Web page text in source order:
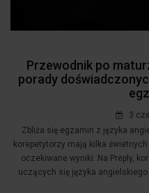
Przewodnik po
porady
3
Zbliża się egzamin z języka
korepetytorzy mają kilka
oczekiwane wyniki. Na Preply,
uczących się języka